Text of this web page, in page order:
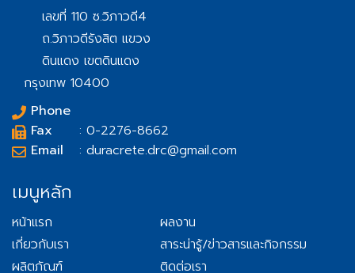
เลขที่ 110 ซ.วิภาวดี4
ถ.วิภาวดีรังสิต แขวง
ดินแดง เขตดินแดง
กรุงเทพ 10400
Phone
Fax
: 0-2276-8662
Email
: duracrete.drc@gmail.com
เมนูหลัก
หน้าแรก
เกี่ยวกับเรา
ผลิตภัณฑ์
ผลงาน
สาระน่ารู้/ข่าวสารและกิจกรรม
ติดต่อเรา